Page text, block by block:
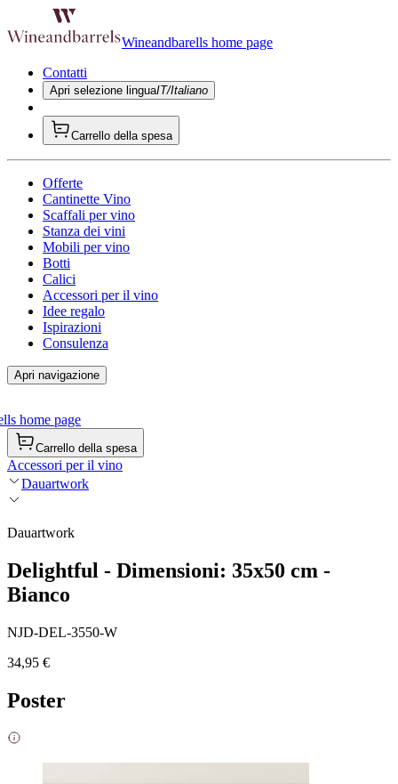
Wineandbarells home page
Contatti
Apri selezione linguaIT/Italiano
Carrello della spesa
Offerte
Cantinette Vino
Scaffali per vino
Stanza dei vini
Mobili per vino
Botti
Calici
Accessori per il vino
Idee regalo
Ispirazioni
Consulenza
Apri navigazione
home page
Carrello della spesa
Accessori per il vino
Dauartwork
Dauartwork
Delightful - Dimensioni: 35x50 cm -
Bianco
NJD-DEL-3550-W
34,95 €
Poster